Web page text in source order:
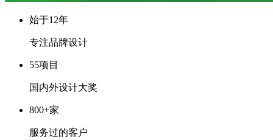
始于12年
专注品牌设计
55项目
国内外设计大奖
800+家
服务过的客户